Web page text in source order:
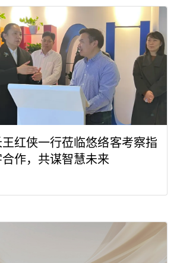
红侠一行莅临悠络客考察指
作，共谋智慧未来